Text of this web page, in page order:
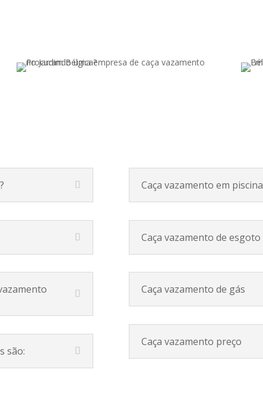
são:
Caça vazamento em piscina
Caça vazamento de esgoto
Caça vazamento de gás
Caça vazamento preço